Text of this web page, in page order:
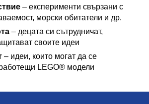
– експерименти свързани с
морски обитатели и др.
– децата си сътрудничат,
своите идеи
– идеи, които могат да се
LEGO® модели